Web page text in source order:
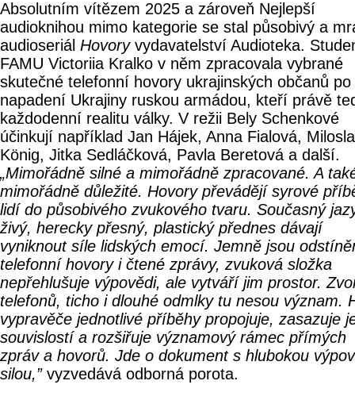
Absolutním vítězem 2025 a zároveň Nejlepší
audioknihou mimo kategorie se stal působivý a
audioseriál Hovoryvydavatelství Audioteka.
FAMU Victoriia Kralko v něm zpracovala vybrané
skutečné telefonní hovory ukrajinských občanů po
napadení Ukrajiny ruskou armádou, kteří právě
každodenní realitu války. V režii Bely Schenkové
účinkují například Jan Hájek, Anna Fialová,
König, Jitka Sedláčková, Pavla Beretová a další.
„Mimořádně silné a mimořádně zpracované. A
mimořádně důležité. Hovory převádějí syrové
lidí do působivého zvukového tvaru. Současný
živý, herecky přesný, plastický přednes dávají
vyniknout síle lidských emocí. Jemně jsou
telefonní hovory i čtené zprávy, zvuková složka
nepřehlušuje výpovědi, ale vytváří jim prostor.
telefonů, ticho i dlouhé odmlky tu nesou význam.
vypravěče jednotlivé příběhy propojuje, zasazuje
souvislostí a rozšiřuje významový rámec přímých
zpráv a hovorů. Jde o dokument s hlubokou
silou,”vyzvedává odborná porota.